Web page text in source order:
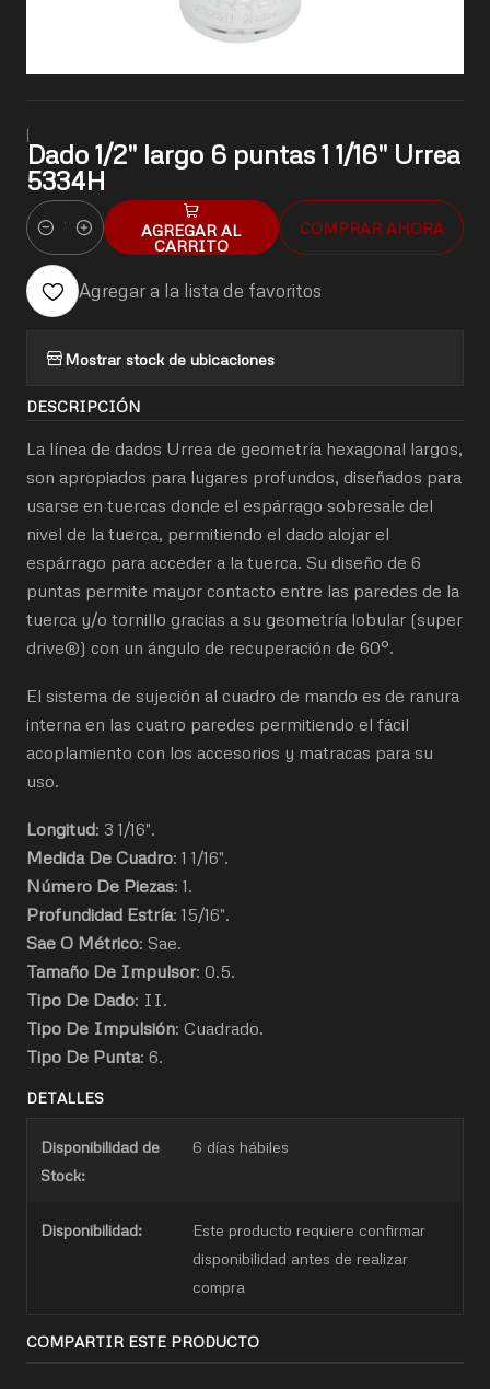
|
Dado 1/2" largo 6 puntas 1 1/16" Urrea
5334H
Cantidad
AGREGAR AL
CARRITO
COMPRAR AHORA
Agregar a la lista de favoritos
Mostrar stock de ubicaciones
DESCRIPCIÓN
La línea de dados Urrea de geometría hexagonal largos,
son apropiados para lugares profundos, diseñados para
usarse en tuercas donde el espárrago sobresale del
nivel de la tuerca, permitiendo el dado alojar el
espárrago para acceder a la tuerca. Su diseño de 6
puntas permite mayor contacto entre las paredes de la
tuerca y/o tornillo gracias a su geometría lobular (super
drive®) con un ángulo de recuperación de 60°.
El sistema de sujeción al cuadro de mando es de ranura
interna en las cuatro paredes permitiendo el fácil
acoplamiento con los accesorios y matracas para su
uso.
Longitud: 3 1/16".
Medida De Cuadro: 1 1/16".
Número De Piezas: 1.
Profundidad Estría: 15/16".
Sae O Métrico: Sae.
Tamaño De Impulsor: 0.5.
Tipo De Dado: II.
Tipo De Impulsión: Cuadrado.
Tipo De Punta: 6.
DETALLES
Disponibilidad de
Stock:
6 días hábiles
Disponibilidad:
Este producto requiere confirmar
disponibilidad antes de realizar
compra
COMPARTIR ESTE PRODUCTO